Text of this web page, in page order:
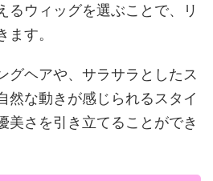
るウィッグを選ぶことで、リ
す。
グヘアや、サラサラとしたス
然な動きが感じられるスタイ
美さを引き立てることができ